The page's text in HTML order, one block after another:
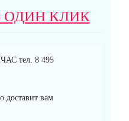
ОДИН КЛИК
тел. 8 495
доставит вам